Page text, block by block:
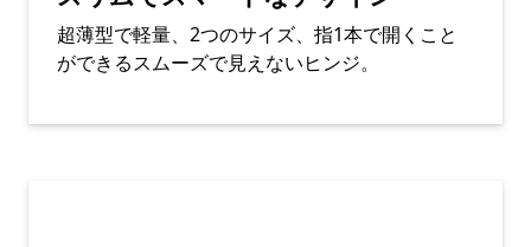
超薄型で軽量、2つのサイズ、指1本で開くこと
ができるスムーズで見えないヒンジ。